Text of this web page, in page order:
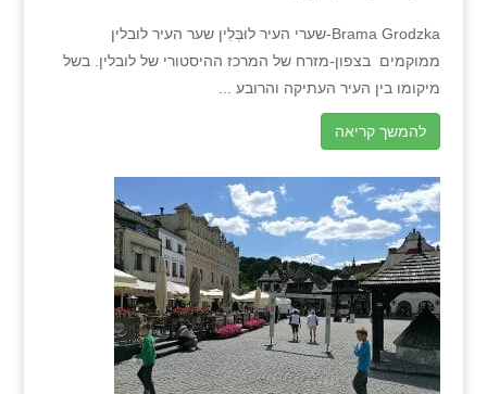
Brama Grodzka-שערי העיר לוּבְּלִין שער העיר לובלין
ממוקמים בצפון-מזרח של המרכז ההיסטורי של לובלין. בשל
מיקומו בין העיר העתיקה והרובע ...
להמשך קריאה